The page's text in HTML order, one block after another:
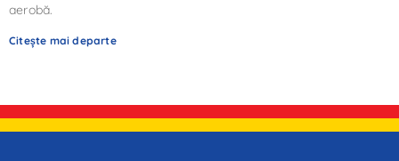
aerobă.
Citește mai departe